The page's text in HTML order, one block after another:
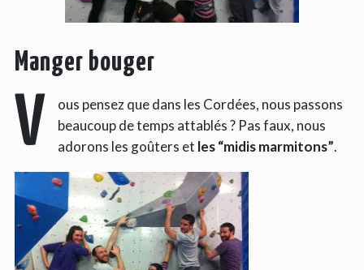
Manger bouger
V
ous pensez que dans les Cordées, nous passons
beaucoup de temps attablés ? Pas faux, nous
adorons les goûters et les “midis marmitons”.